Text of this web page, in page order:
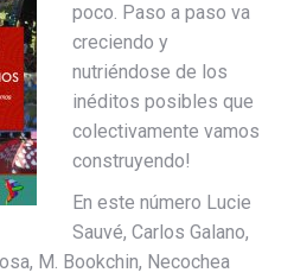
poco. Paso a paso va
creciendo y
nutriéndose de los
inéditos posibles que
colectivamente vamos
construyendo!
En este número Lucie
Sauvé, Carlos Galano,
M. Bookchin, Necochea